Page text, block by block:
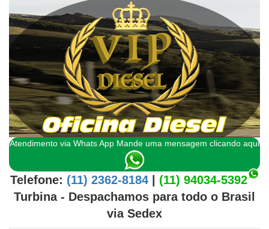
Atendimento via Whats App Mande uma mensagem clicando aqui
Telefone: (11) 2362-8184| (11) 94034-5392
Turbina- Despachamos para todo o Brasil
via Sedex